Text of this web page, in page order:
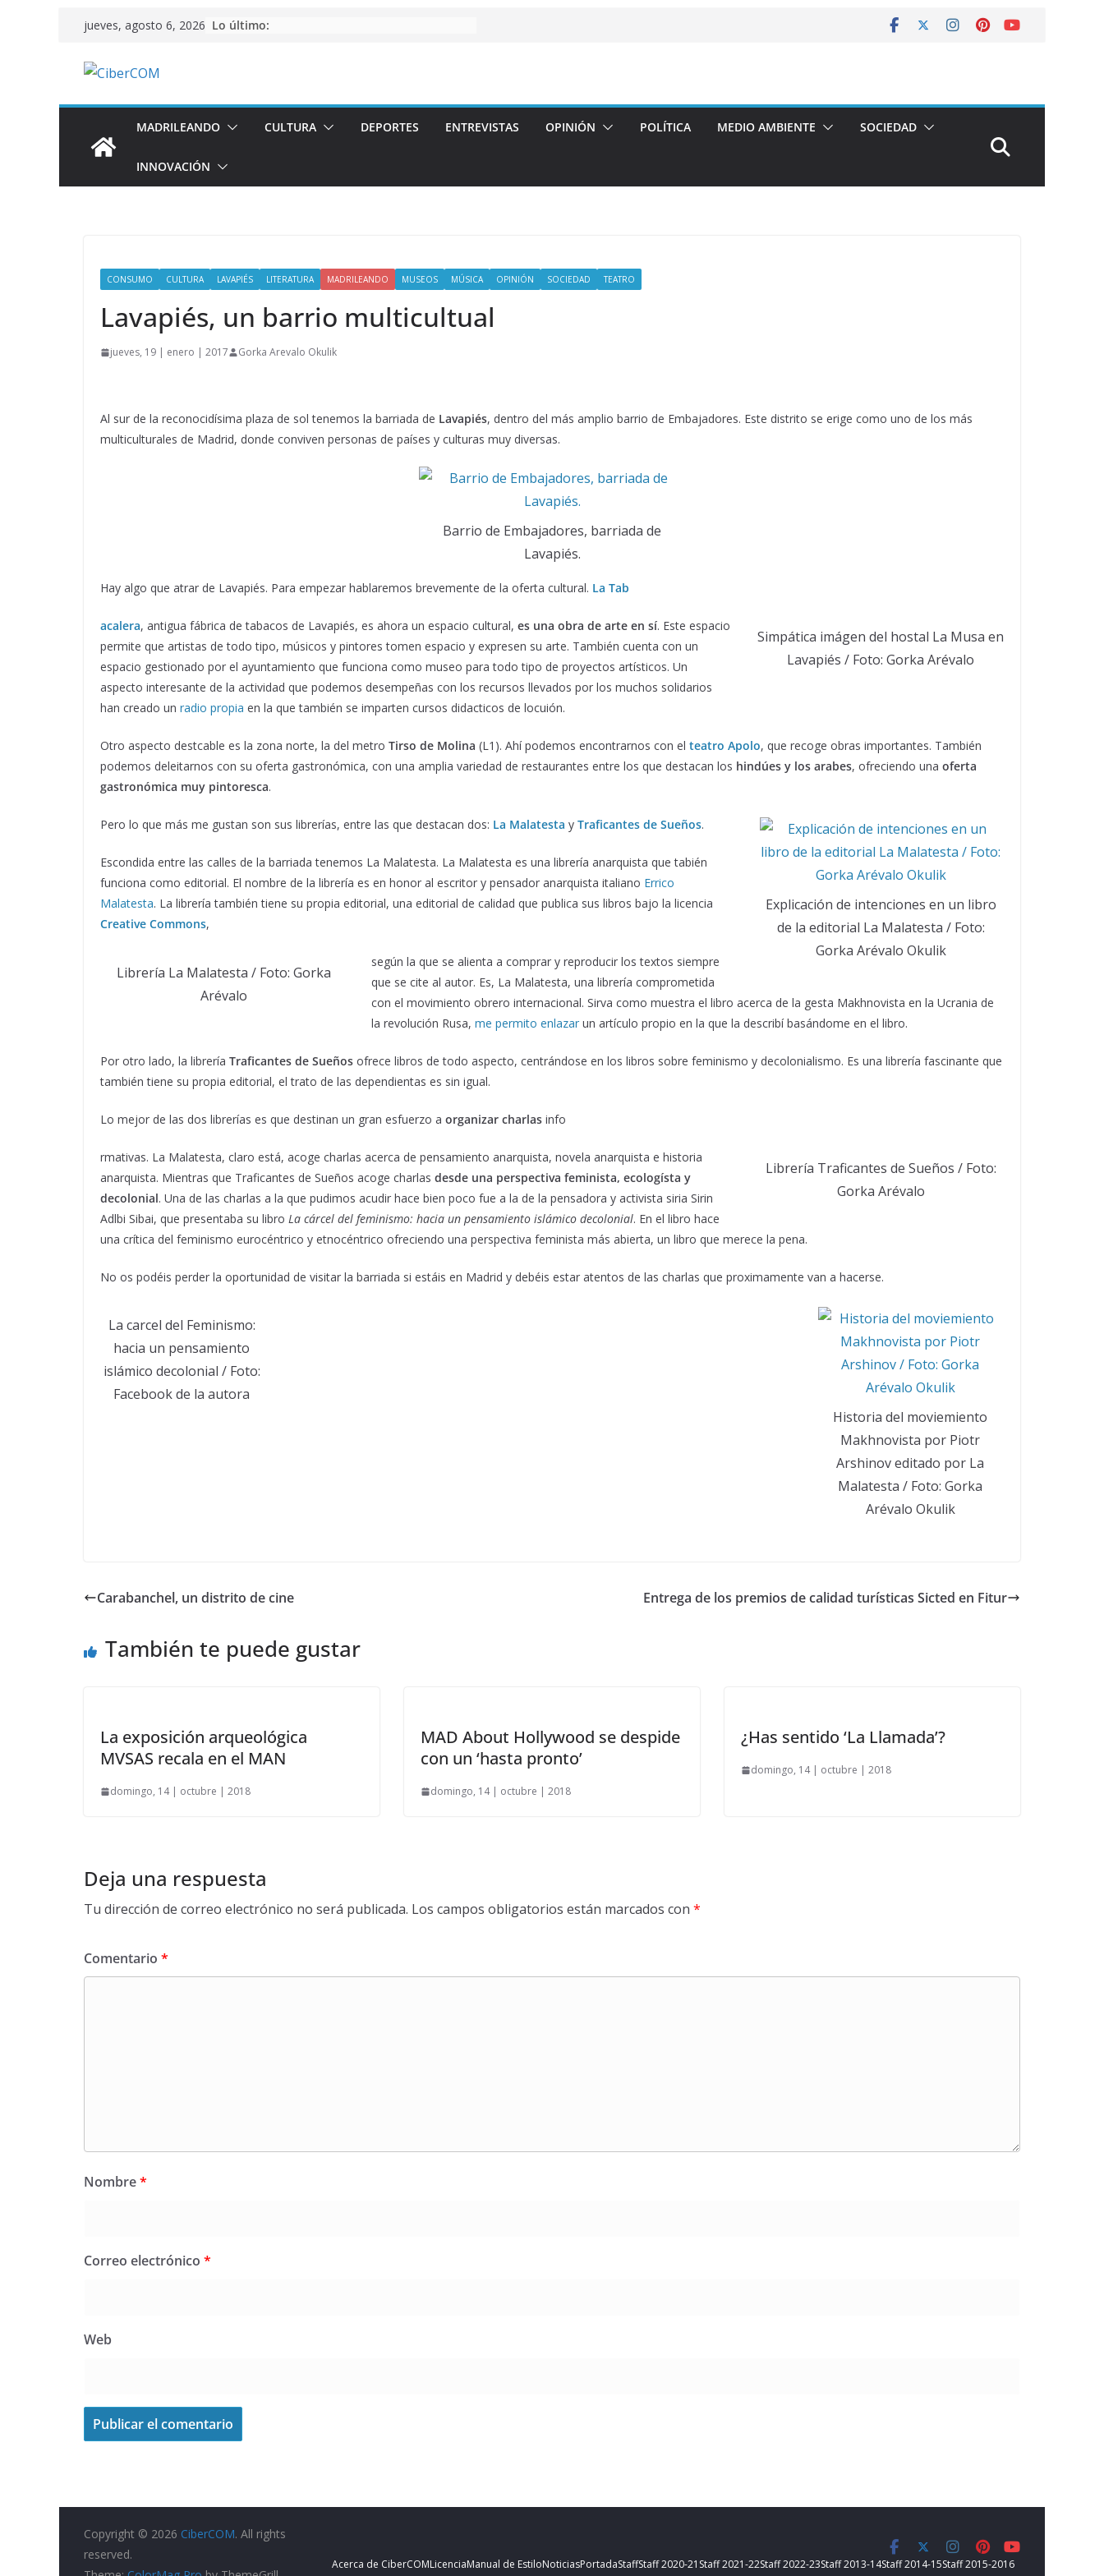
Saltar
contenido
jueves, agosto 6, 2026 Lo último:
MADRILEANDO CULTURA DEPORTES ENTREVISTAS OPINIÓN POLÍTICA MEDIO AMBIENTE SOCIEDAD
INNOVACIÓN
CONSUMO CULTURA LAVAPIÉS LITERATURA MADRILEANDO MUSEOS MÚSICA OPINIÓN SOCIEDAD TEATRO
Lavapiés, un barrio multicultual
jueves, 19 | enero | 2017 Gorka Arevalo Okulik
Al sur de la reconocidísima plaza de sol tenemos la barriada de Lavapiés, dentro del más amplio barrio de Embajadores. Este distrito se erige como uno de los más
multiculturales de Madrid, donde conviven personas de países y culturas muy diversas.
Barrio de Embajadores, barriada de
Lavapiés.
Hay algo que atrar de Lavapiés. Para empezar hablaremos brevemente de la oferta cultural. La Tab
Simpática imágen del hostal La Musa en
Lavapiés / Foto: Gorka Arévalo
acalera, antigua fábrica de tabacos de Lavapiés, es ahora un espacio cultural, es una obra de arte en sí. Este espacio
permite que artistas de todo tipo, músicos y pintores tomen espacio y expresen su arte. También cuenta con un
espacio gestionado por el ayuntamiento que funciona como museo para todo tipo de proyectos artísticos. Un
aspecto interesante de la actividad que podemos desempeñas con los recursos llevados por los muchos solidarios
han creado un radio propia en la que también se imparten cursos didacticos de locuión.
Otro aspecto destcable es la zona norte, la del metro Tirso de Molina (L1). Ahí podemos encontrarnos con el teatro Apolo, que recoge obras importantes. También
podemos deleitarnos con su oferta gastronómica, con una amplia variedad de restaurantes entre los que destacan los hindúes y los arabes, ofreciendo una oferta
gastronómica muy pintoresca.
Explicación de intenciones en un libro
de la editorial La Malatesta / Foto:
Gorka Arévalo Okulik
Pero lo que más me gustan son sus librerías, entre las que destacan dos: La Malatesta y Traficantes de Sueños.
Escondida entre las calles de la barriada tenemos La Malatesta. La Malatesta es una librería anarquista que tabién
funciona como editorial. El nombre de la librería es en honor al escritor y pensador anarquista italiano Errico
Malatesta. La librería también tiene su propia editorial, una editorial de calidad que publica sus libros bajo la licencia
Creative Commons,
Librería La Malatesta / Foto: Gorka
Arévalo
según la que se alienta a comprar y reproducir los textos siempre
que se cite al autor. Es, La Malatesta, una librería comprometida
con el movimiento obrero internacional. Sirva como muestra el libro acerca de la gesta Makhnovista en la Ucrania de
la revolución Rusa, me permito enlazar un artículo propio en la que la describí basándome en el libro.
Por otro lado, la librería Traficantes de Sueños ofrece libros de todo aspecto, centrándose en los libros sobre feminismo y decolonialismo. Es una librería fascinante que
también tiene su propia editorial, el trato de las dependientas es sin igual.
Lo mejor de las dos librerías es que destinan un gran esfuerzo a organizar charlas info
Librería Traficantes de Sueños / Foto:
Gorka Arévalo
rmativas. La Malatesta, claro está, acoge charlas acerca de pensamiento anarquista, novela anarquista e historia
anarquista. Mientras que Traficantes de Sueños acoge charlas desde una perspectiva feminista, ecologísta y
decolonial. Una de las charlas a la que pudimos acudir hace bien poco fue a la de la pensadora y activista siria Sirin
Adlbi Sibai, que presentaba su libro La cárcel del feminismo: hacia un pensamiento islámico decolonial. En el libro hace
una crítica del feminismo eurocéntrico y etnocéntrico ofreciendo una perspectiva feminista más abierta, un libro que merece la pena.
No os podéis perder la oportunidad de visitar la barriada si estáis en Madrid y debéis estar atentos de las charlas que proximamente van a hacerse.
Historia del moviemiento
Makhnovista por Piotr
Arshinov editado por La
Malatesta / Foto: Gorka
Arévalo Okulik
La carcel del Feminismo:
hacia un pensamiento
islámico decolonial / Foto:
Facebook de la autora
Carabanchel, un distrito de cine Entrega de los premios de calidad turísticas Sicted en Fitur
También te puede gustar
La exposición arqueológica
MVSAS recala en el MAN
domingo, 14 | octubre | 2018
MAD About Hollywood se despide
con un ‘hasta pronto’
domingo, 14 | octubre | 2018
¿Has sentido ‘La Llamada’?
domingo, 14 | octubre | 2018
Deja una respuesta
Tu dirección de correo electrónico no será publicada. Los campos obligatorios están marcados con *
Comentario *
Nombre*
Correo electrónico *
Web
Acerca de CiberCOMLicenciaManual de EstiloNoticiasPortadaStaffStaff 2020-21 Staff 2021-22Staff 2022-23Staff 2013-14Staff 2014-15Staff 2015-2016
Copyright © 2026 CiberCOM. All rights
reserved.